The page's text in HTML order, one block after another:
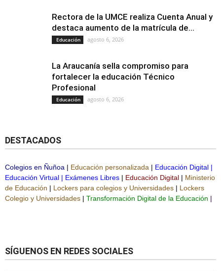
Rectora de la UMCE realiza Cuenta Anual y
destaca aumento de la matrícula de...
Educación agosto 6, 2026
La Araucanía sella compromiso para
fortalecer la educación Técnico
Profesional
Educación agosto 6, 2026
DESTACADOS
Colegios en Ñuñoa | Educación personalizada | Educación Digital |
Educación Virtual | Exámenes Libres | Educación Digital | Ministerio
de Educación | Lockers para colegios y Universidades | Lockers
Colegio y Universidades | Transformación Digital de la Educación |
SÍGUENOS EN REDES SOCIALES